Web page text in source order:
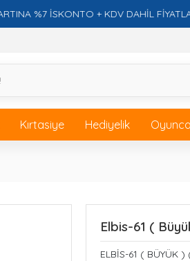
%7 İSKONTO + KDV DAHİL FİYATLARLA
Kırtasiye Hediyelik
Elbis-61 (
ELBİS-61 ( BÜYÜK